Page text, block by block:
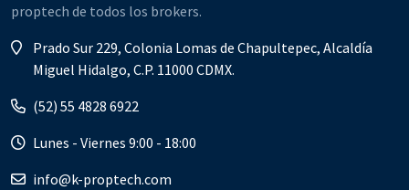
proptech de todos los brokers.
Prado Sur 229, Colonia Lomas de Chapultepec, Alcaldía
Miguel Hidalgo, C.P. 11000 CDMX.
(52) 55 4828 6922
Lunes - Viernes 9:00 - 18:00
info@k-proptech.com